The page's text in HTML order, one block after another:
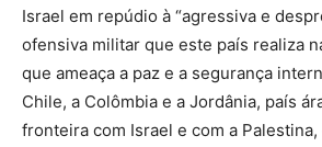
Israel em repúdio à “agressiva e
ofensiva militar que este país realiza
que ameaça a paz e a segurança
Chile, a Colômbia e a Jordânia, país
fronteira com Israel e com a